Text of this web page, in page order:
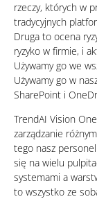
rzeczy, których w
tradycyjnych
Druga to ocena
ryzyko w firmie, i
Używamy go we
Używamy go w
SharePoint i
TrendAI Vision
zarządzanie
tego nasz
się na wielu
systemami a
to wszystko ze